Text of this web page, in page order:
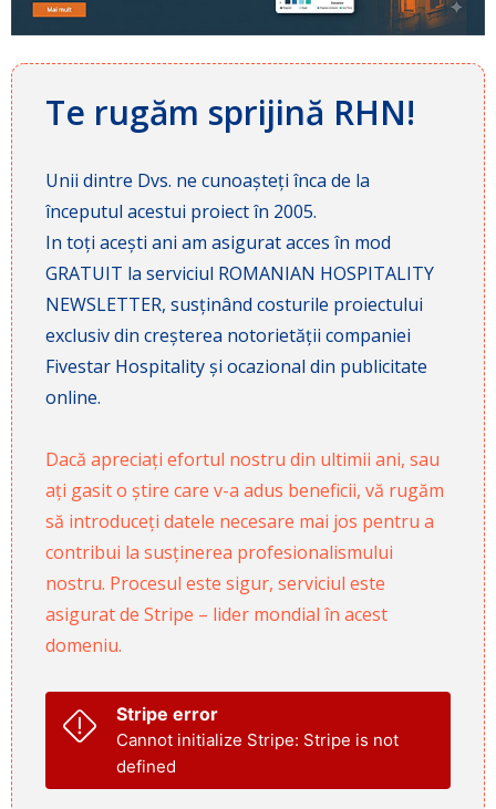
Te rugăm sprijină RHN!
Unii dintre Dvs. ne cunoașteți înca de la
începutul acestui proiect în 2005.
In toți acești ani am asigurat acces în mod
GRATUIT la serviciul ROMANIAN HOSPITALITY
NEWSLETTER, susținând costurile proiectului
exclusiv din creșterea notorietății companiei
Fivestar Hospitality și ocazional din publicitate
online.
Dacă apreciați efortul nostru din ultimii ani, sau
ați gasit o știre care v-a adus beneficii, vă rugăm
să introduceți datele necesare mai jos pentru a
contribui la susținerea profesionalismului
nostru. Procesul este sigur, serviciul este
asigurat de Stripe – lider mondial în acest
domeniu.
Stripe error
Cannot initialize Stripe: Stripe is not
defined